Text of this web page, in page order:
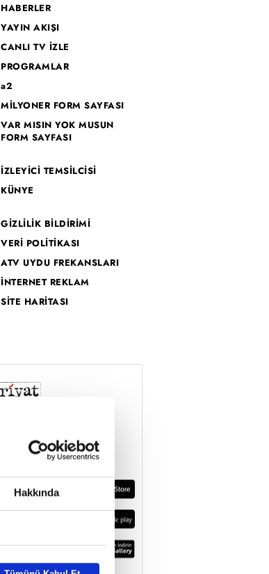
Hakkında
HABERLER
YAYIN AKIŞI
CANLI TV İZLE
PROGRAMLAR
a2
MİLYONER FORM SAYFASI
VAR MISIN YOK MUSUN
FORM SAYFASI
İZLEYİCİ TEMSİLCİSİ
KÜNYE
GİZLİLİK BİLDİRİMİ
VERİ POLİTİKASI
ATV UYDU FREKANSLARI
İNTERNET REKLAM
SİTE HARİTASI